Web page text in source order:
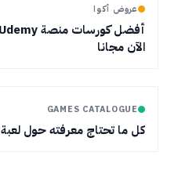
عروض أكوا
الآن مجانا
GAMES CATALOGUE
كل ما تحتاج معرفته حول لعبة Ghost of Tsushima